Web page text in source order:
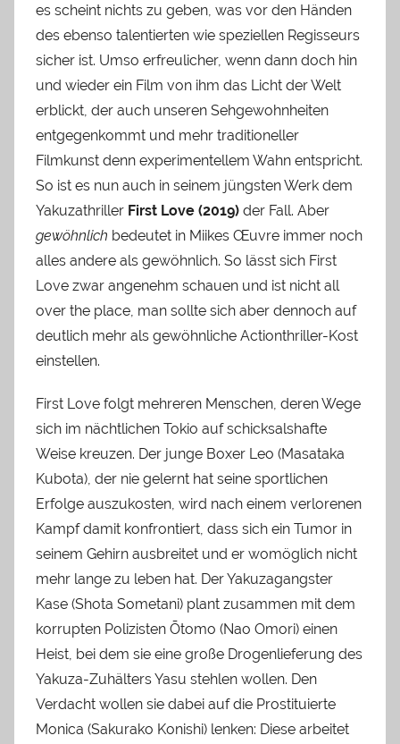
es scheint nichts zu geben, was vor den Händen
des ebenso talentierten wie speziellen Regisseurs
sicher ist. Umso erfreulicher, wenn dann doch hin
und wieder ein Film von ihm das Licht der Welt
erblickt, der auch unseren Sehgewohnheiten
entgegenkommt und mehr traditioneller
Filmkunst denn experimentellem Wahn entspricht.
So ist es nun auch in seinem jüngsten Werk dem
Yakuzathriller First Love (2019) der Fall. Aber
gewöhnlich bedeutet in Miikes Œuvre immer noch
alles andere als gewöhnlich. So lässt sich First
Love zwar angenehm schauen und ist nicht all
over the place, man sollte sich aber dennoch auf
deutlich mehr als gewöhnliche Actionthriller-Kost
einstellen.
First Love folgt mehreren Menschen, deren Wege
sich im nächtlichen Tokio auf schicksalshafte
Weise kreuzen. Der junge Boxer Leo (Masataka
Kubota), der nie gelernt hat seine sportlichen
Erfolge auszukosten, wird nach einem verlorenen
Kampf damit konfrontiert, dass sich ein Tumor in
seinem Gehirn ausbreitet und er womöglich nicht
mehr lange zu leben hat. Der Yakuzagangster
Kase (Shota Sometani) plant zusammen mit dem
korrupten Polizisten Ōtomo (Nao Omori) einen
Heist, bei dem sie eine große Drogenlieferung des
Yakuza-Zuhälters Yasu stehlen wollen. Den
Verdacht wollen sie dabei auf die Prostituierte
Monica (Sakurako Konishi) lenken: Diese arbeitet